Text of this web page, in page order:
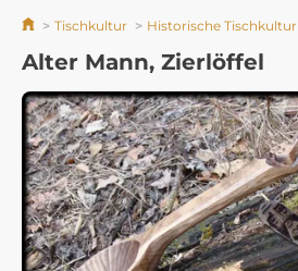
Tischkultur Historische Tischkultur
Alter Mann, Zierlöffel